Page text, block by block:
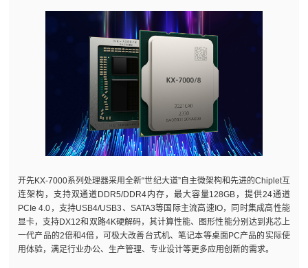
开先KX-7000系列处理器采用全新“世纪大道”自主微架构和先进的Chiplet互
连架构，支持双通道DDR5/DDR4内存，最大容量128GB，提供24通道
PCIe 4.0，支持USB4/USB3、SATA3等国际主流高速IO，同时集成高性能
显卡，支持DX12和双路4K硬解码，其计算性能、图形性能分别达到兆芯上
一代产品的2倍和4倍，可极大改善台式机、笔记本等桌面PC产品的实际使
用体验，满足行业办公、生产管理、专业设计等更多应用创新的需求。